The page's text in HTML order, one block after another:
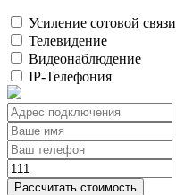
Усиление сотовой связи
Телевидение
Видеонаблюдение
IP-Телефония
Рассчитать стоимость